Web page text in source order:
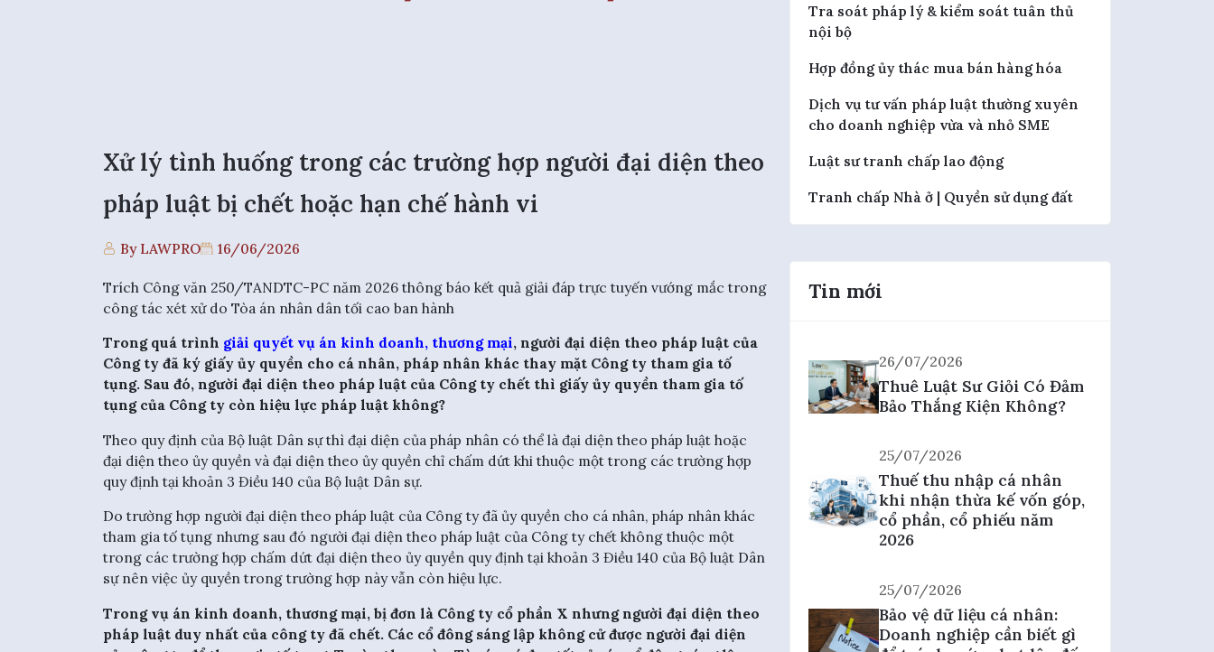
Xử lý tình huống trong các trường hợp người đại diện theo
pháp luật bị chết hoặc hạn chế hành vi
By LAWPRO 16/06/2026
Trích Công văn 250/TANDTC-PC năm 2026 thông báo kết quả giải đáp trực tuyến vướng mắc trong
công tác xét xử do Tòa án nhân dân tối cao ban hành
Trong quá trình giải quyết vụ án kinh doanh, thương mại, người đại diện theo pháp luật của
Công ty đã ký giấy ủy quyền cho cá nhân, pháp nhân khác thay mặt Công ty tham gia tố
tụng. Sau đó, người đại diện theo pháp luật của Công ty chết thì giấy ủy quyền tham gia tố
tụng của Công ty còn hiệu lực pháp luật không?
Theo quy định của Bộ luật Dân sự thì đại diện của pháp nhân có thể là đại diện theo pháp luật hoặc
đại diện theo ủy quyền và đại diện theo ủy quyền chỉ chấm dứt khi thuộc một trong các trường hợp
quy định tại khoản 3 Điều 140 của Bộ luật Dân sự.
Do trường hợp người đại diện theo pháp luật của Công ty đã ủy quyền cho cá nhân, pháp nhân khác
tham gia tố tụng nhưng sau đó người đại diện theo pháp luật của Công ty chết không thuộc một
trong các trường hợp chấm dứt đại diện theo ủy quyền quy định tại khoản 3 Điều 140 của Bộ luật Dân
sự nên việc ủy quyền trong trường hợp này vẫn còn hiệu lực.
Trong vụ án kinh doanh, thương mại, bị đơn là Công ty cổ phần X nhưng người đại diện theo
pháp luật duy nhất của công ty đã chết. Các cổ đông sáng lập không cử được người đại diện
Tra soát pháp lý & kiểm soát tuân thủ
nội bộ
Hợp đồng ủy thác mua bán hàng hóa
Dịch vụ tư vấn pháp luật thường xuyên
cho doanh nghiệp vừa và nhỏ SME
Luật sư tranh chấp lao động
Tranh chấp Nhà ở | Quyền sử dụng đất
Tin mới
26/07/2026
Thuê Luật Sư Giỏi Có Đảm
Bảo Thắng Kiện Không?
25/07/2026
Thuế thu nhập cá nhân
khi nhận thừa kế vốn góp,
cổ phần, cổ phiếu năm
2026
25/07/2026
Bảo vệ dữ liệu cá nhân:
Doanh nghiệp cần biết gì